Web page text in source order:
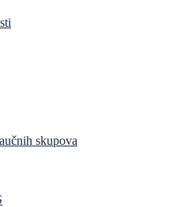
skupova